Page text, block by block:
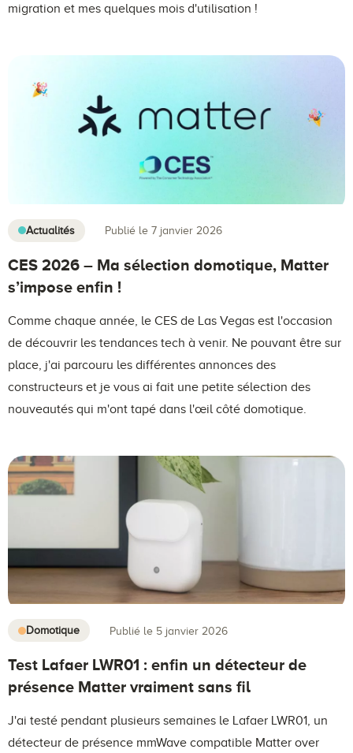
migration et mes quelques mois d'utilisation !
Actualités Publié le 7 janvier 2026
CES 2026 – Ma sélection domotique, Matter
s’impose enfin !
Comme chaque année, le CES de Las Vegas est l'occasion
de découvrir les tendances tech à venir. Ne pouvant être sur
place, j'ai parcouru les différentes annonces des
constructeurs et je vous ai fait une petite sélection des
nouveautés qui m'ont tapé dans l'œil côté domotique.
Domotique Publié le 5 janvier 2026
Test Lafaer LWR01 : enfin un détecteur de
présence Matter vraiment sans fil
J'ai testé pendant plusieurs semaines le Lafaer LWR01, un
détecteur de présence mmWave compatible Matter over